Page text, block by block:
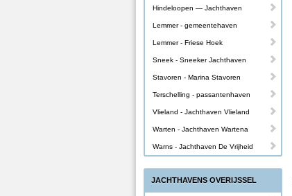
Hindeloopen — Jachthaven
Lemmer - gemeentehaven
Lemmer - Friese Hoek
Sneek - Sneeker Jachthaven
Stavoren - Marina Stavoren
Terschelling - passantenhaven
Vlieland - Jachthaven Vlieland
Warten - Jachthaven Wartena
Warns - Jachthaven De Vrijheid
JACHTHAVENS OVERIJSSEL